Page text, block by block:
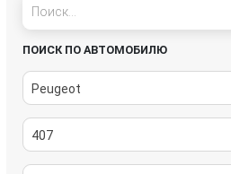
ПОИСК ПО АВТОМОБИЛЮ
Peugeot
407